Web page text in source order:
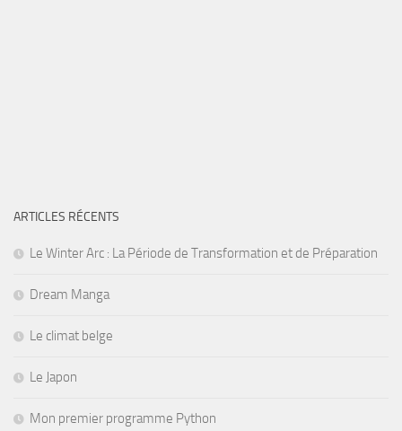
ARTICLES RÉCENTS
Le Winter Arc : La Période de Transformation et de Préparation
Dream Manga
Le climat belge
Le Japon
Mon premier programme Python